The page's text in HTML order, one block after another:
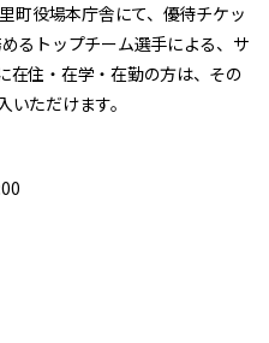
町役場本庁舎にて、優待チケッ
るトップチーム選手による、サ
在住・在学・在勤の方は、その
ただけます。